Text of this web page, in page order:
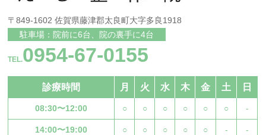
〒849-1602 佐賀県藤津郡太良町大字多良1918
駐車場：院前に6台、院の裏手に4台
TEL.0954-67-0155
診療時間 月 火 水 木 金 土 日
08:30〜12:00 ○ ○ ○ ○ ○ ○ -
14:00〜19:00 ○ ○ ○ ○ ○ - -